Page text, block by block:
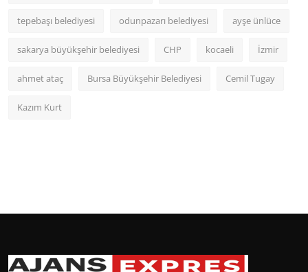
tepebaşı belediyesi odunpazarı belediyesi ayşe ünlüce
sakarya büyükşehir belediyesi CHP kocaeli İzmir
ahmet ataç Bursa Büyükşehir Belediyesi Cemil Tugay
Kazım Kurt